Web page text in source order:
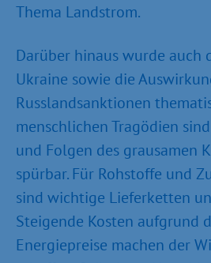
Thema Landstrom.
Darüber hinaus wurde auch
Ukraine sowie die
Russlandsanktionen
menschlichen Tragödien
und Folgen des grausamen
spürbar. Für Rohstoffe und
sind wichtige Lieferketten
Steigende Kosten aufgrund
Energiepreise machen der